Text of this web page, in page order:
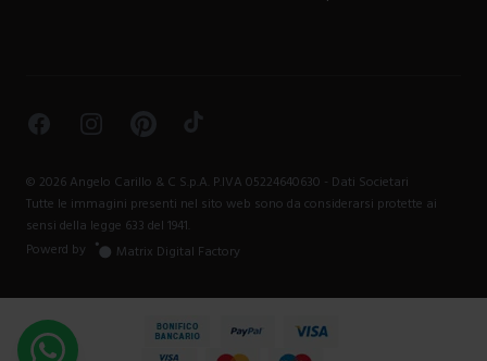
FacebookInstagramPinterestTikTok
© 2026 Angelo Carillo & C S.p.A. P.IVA 05224640630 - Dati Societari
Tutte le immagini presenti nel sito web sono da considerarsi protette ai
sensi della legge 633 del 1941.
Powerd by
Matrix Digital Factory